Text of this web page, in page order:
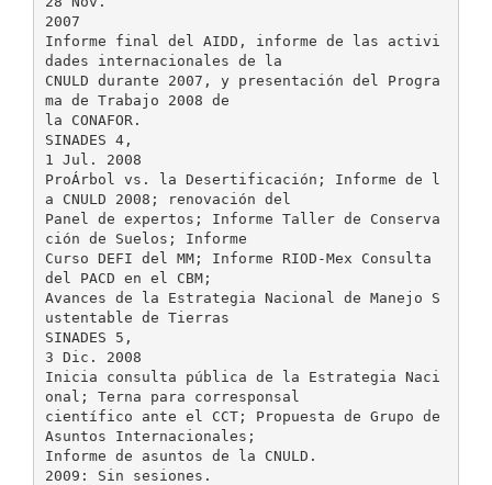
2007
Informe final del AIDD, informe de las activi
dades internacionales de la
CNULD durante 2007, y presentación del Progra
ma de Trabajo 2008 de
la CONAFOR.
SINADES 4,
1 Jul. 2008
ProÁrbol vs. la Desertificación; Informe de l
a CNULD 2008; renovación del
Panel de expertos; Informe Taller de Conserva
ción de Suelos; Informe
Curso DEFI del MM; Informe RIOD-Mex Consulta
del PACD en el CBM;
Avances de la Estrategia Nacional de Manejo S
ustentable de Tierras
SINADES 5,
3 Dic. 2008
Inicia consulta pública de la Estrategia Naci
onal; Terna para corresponsal
científico ante el CCT; Propuesta de Grupo de
Asuntos Internacionales;
Informe de asuntos de la CNULD.
2009: Sin sesiones.